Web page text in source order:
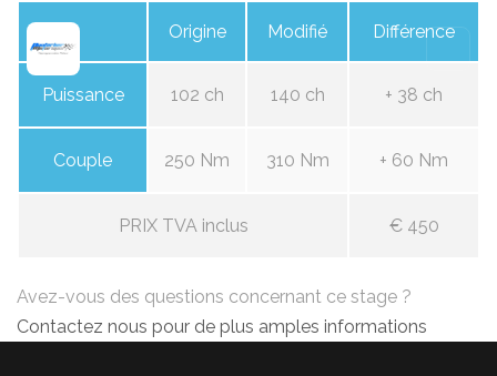
Origine Modifié Différence
Puissance 102 ch 140 ch + 38 ch
Couple 250 Nm 310 Nm + 60 Nm
PRIX TVA inclus € 450
Avez-vous des questions concernant ce stage ?
Contactez nous pour de plus amples informations